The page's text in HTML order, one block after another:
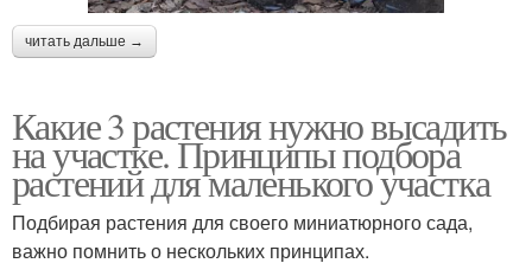
читать дальше →
Какие 3 растения нужно высадить
на участке. Принципы подбора
растений для маленького участка
Подбирая растения для своего миниатюрного сада,
важно помнить о нескольких принципах.